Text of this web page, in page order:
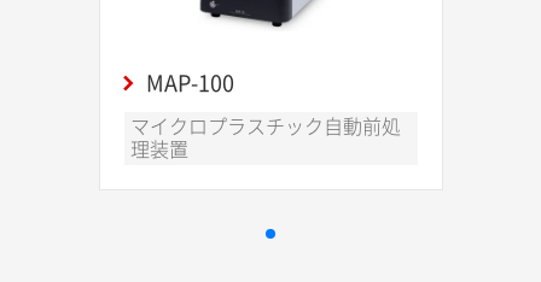
MAP-100
マイクロプラスチック自動前処
理装置